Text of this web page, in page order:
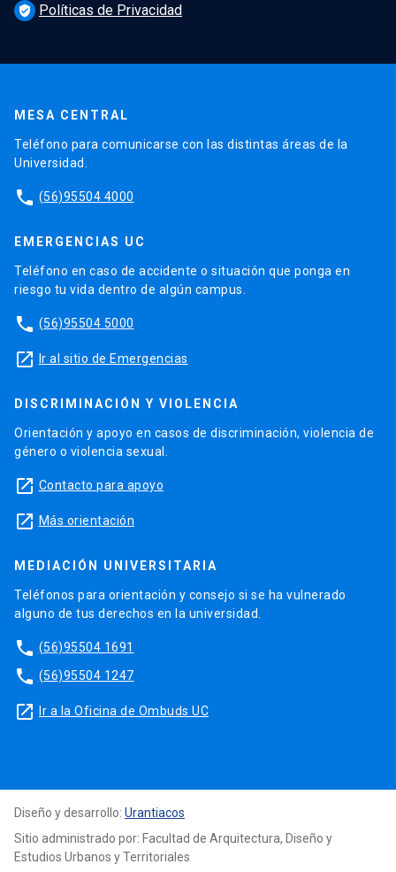
verified_user Políticas de Privacidad
MESA CENTRAL
Teléfono para comunicarse con las distintas áreas de la
Universidad.
phone (56)95504 4000
EMERGENCIAS UC
Teléfono en caso de accidente o situación que ponga en
riesgo tu vida dentro de algún campus.
phone (56)95504 5000
launch Ir al sitio de Emergencias
DISCRIMINACIÓN Y VIOLENCIA
Orientación y apoyo en casos de discriminación, violencia de
género o violencia sexual.
launch Contacto para apoyo
launch Más orientación
MEDIACIÓN UNIVERSITARIA
Teléfonos para orientación y consejo si se ha vulnerado
alguno de tus derechos en la universidad.
phone (56)95504 1691
phone (56)95504 1247
launch Ir a la Oficina de Ombuds UC
Diseño y desarrollo: Urantiacos
Sitio administrado por: Facultad de Arquitectura, Diseño y
Estudios Urbanos y Territoriales